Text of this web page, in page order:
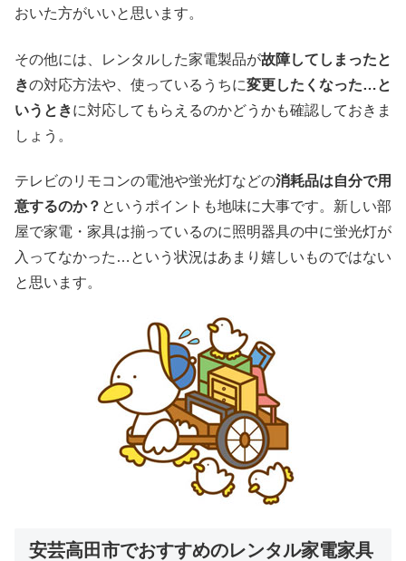
おいた方がいいと思います。
その他には、レンタルした家電製品が故障してしまったと
きの対応方法や、使っているうちに変更したくなった…と
いうときに対応してもらえるのかどうかも確認しておきま
しょう。
テレビのリモコンの電池や蛍光灯などの消耗品は自分で用
意するのか？ というポイントも地味に大事です。新しい部
屋で家電・家具は揃っているのに照明器具の中に蛍光灯が
入ってなかった…という状況はあまり嬉しいものではない
と思います。
安芸高田市でおすすめのレンタル家電家具